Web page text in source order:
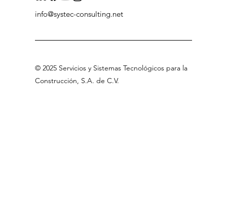
info@systec-consulting.net
© 2025 Servicios y Sistemas Tecnológicos para la
Construcción, S.A. de C.V.